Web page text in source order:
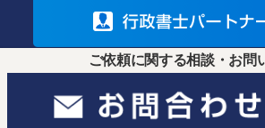
ご依頼に関する相談・お問